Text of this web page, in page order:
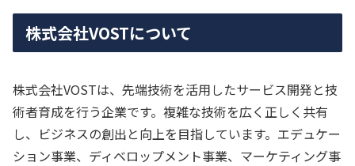
株式会社VOSTについて
株式会社VOSTは、先端技術を活用したサービス開発と技
術者育成を行う企業です。複雑な技術を広く正しく共有
し、ビジネスの創出と向上を目指しています。エデュケー
ション事業、ディベロップメント事業、マーケティング事